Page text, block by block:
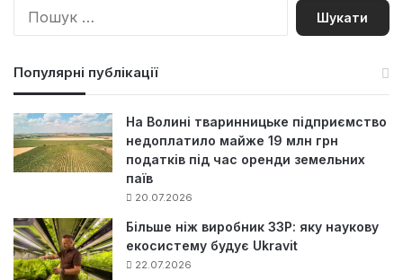
П
Популярні публікації
На Волині тваринницьке підприємство
недоплатило майже 19 млн грн
податків під час оренди земельних
паїв
20.07.2026
Більше ніж виробник ЗЗР: яку наукову
екосистему будує Ukravit
22.07.2026